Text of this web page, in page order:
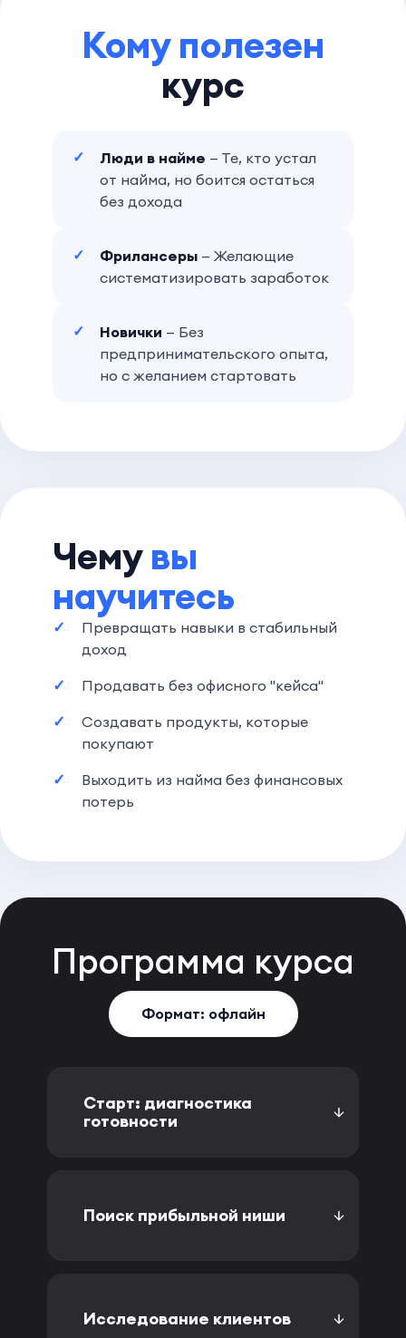
Кому полезен
курс
Люди в найме — Те, кто устал
от найма, но боится остаться
без дохода
Фрилансеры — Желающие
систематизировать заработок
Новички — Без
предпринимательского опыта,
но с желанием стартовать
Чемувы
научитесь
Превращать навыки в стабильный
доход
Продавать без офисного "кейса"
Создавать продукты, которые
покупают
Выходить из найма без финансовых
потерь
Программа курса
Формат: офлайн
Старт: диагностика
готовности
Поиск прибыльной ниши
Исследование клиентов